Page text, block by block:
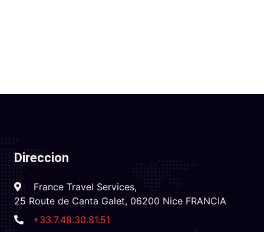
Direccion
France Travel Services,
25 Route de Canta Galet, 06200 Nice FRANCIA
+33.7.49.30.81.51